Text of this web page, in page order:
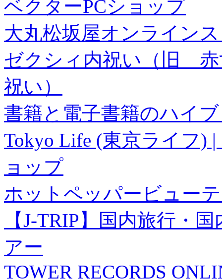
ベクターPCショップ
大丸松坂屋オンライン
ゼクシィ内祝い（旧 赤
祝い）
書籍と電子書籍のハイ
Tokyo Life (東京ライフ)
ョップ
ホットペッパービュー
【J-TRIP】国内旅行・
アー
TOWER RECORDS